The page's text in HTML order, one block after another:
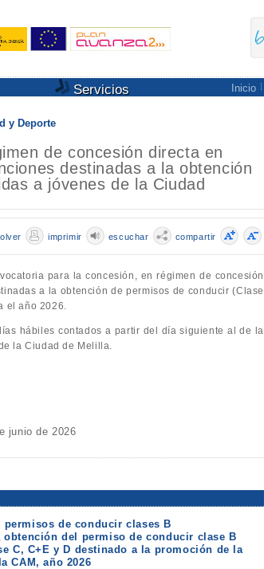
Servicios Inicio
y Deporte
de concesión directa en
destinadas a la obtención
a jóvenes de la Ciudad
compartir
escuchar
imprimir
para la concesión, en régimen de concesión
a la obtención de permisos de conducir (Clase
el año 2026.
hábiles contados a partir del día siguiente al de la
la Ciudad de Melilla.
junio de 2026
permisos de conducir clases B
del permiso de conducir clase B
C, C+E y D destinado a la promoción de la
CAM, año 2026